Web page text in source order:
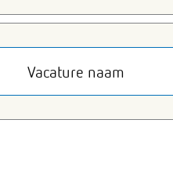
Vacature naam